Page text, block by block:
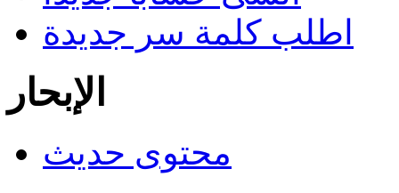
اطلب كلمة سر جديدة
الإبحار
محتوى حديث